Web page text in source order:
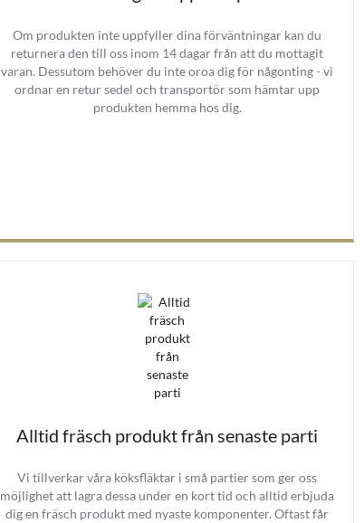
Om produkten inte uppfyller dina förväntningar kan du
returnera den till oss inom 14 dagar från att du mottagit
varan. Dessutom behöver du inte oroa dig för någonting - vi
ordnar en retur sedel och transportör som hämtar upp
produkten hemma hos dig.
Alltid fräsch produkt från senaste parti
Vi tillverkar våra köksfläktar i små partier som ger oss
möjlighet att lagra dessa under en kort tid och alltid erbjuda
dig en fräsch produkt med nyaste komponenter. Oftast får